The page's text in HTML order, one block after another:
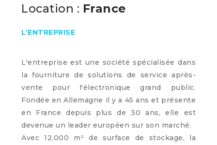
Location : France
L’ENTREPRISE
L'entreprise est une société spécialisée dans
la fourniture de solutions de service après-
vente pour l'électronique grand public.
Fondée en Allemagne il y a 45 ans et présente
en France depuis plus de 30 ans, elle est
devenue un leader européen sur son marché.
Avec 12.000 m² de surface de stockage, la